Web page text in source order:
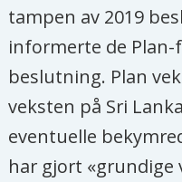
tampen av 2019
informerte de Plan-
beslutning. Plan
veksten på Sri
eventuelle
har gjort «grundige